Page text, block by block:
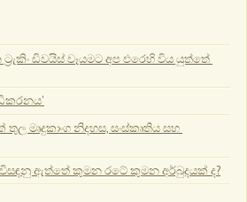
ඩිවයිස් වෑයමට අප එරෙහි විය යුත්තේ
මෘදුකාංග නිදහස, සංස්කෘතිය සහ
විසඳනු ඇත්තේ කුමන රටේ කුමන අර්බුදයක් ද?